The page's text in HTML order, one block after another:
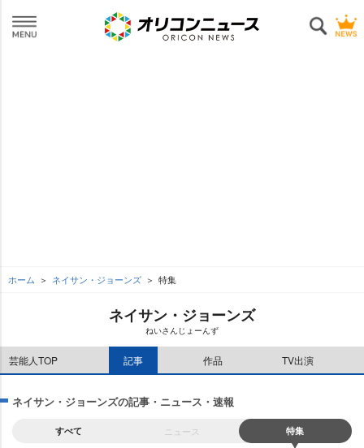
ホーム ネイサン・ジョーンズ 特集
ネイサン・ジョーンズ
ねいさんじょーんず
芸能人TOP 記事 作品 TV出演
ネイサン・ジョーンズの記事・ニュース・速報
すべて ニュース 特集